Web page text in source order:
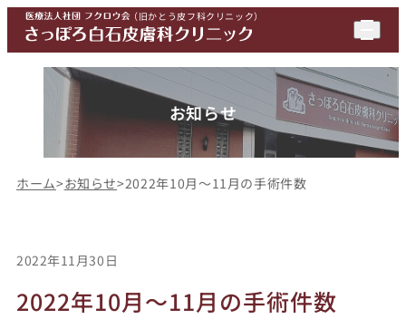
（旧かとう皮フ科クリニック）
お知らせ
ホーム>お知らせ>2022年10月～11月の手術件数
2022年11月30日
2022年10月～11月の手術件数